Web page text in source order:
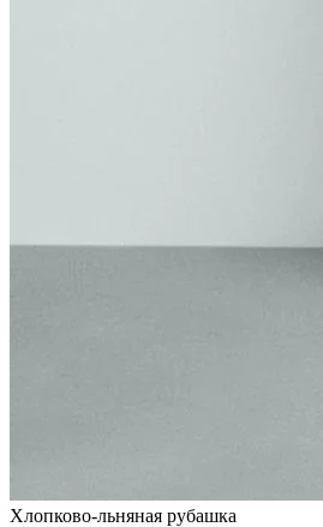
Хлопково-льняная рубашка